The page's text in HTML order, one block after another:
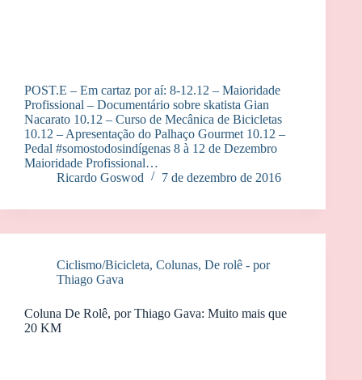
POST.E – Em cartaz por aí: 8-12.12 – Maioridade
Profissional – Documentário sobre skatista Gian
Nacarato 10.12 – Curso de Mecânica de Bicicletas
10.12 – Apresentação do Palhaço Gourmet 10.12 –
Pedal #somostodosindígenas 8 à 12 de Dezembro
Maioridade Profissional…
Ricardo Goswod
7 de dezembro de 2016
Ciclismo/Bicicleta, Colunas, De rolê - por
Thiago Gava
Coluna De Rolê, por Thiago Gava: Muito mais que
20 KM